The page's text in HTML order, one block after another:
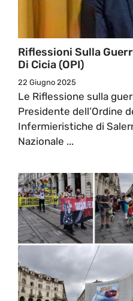
Riflessioni Sulla
Di Cicia (OPI)
22 Giugno 2025
Le Riflessione sulla
Presidente dell’Ordine
Infermieristiche di
Nazionale ...